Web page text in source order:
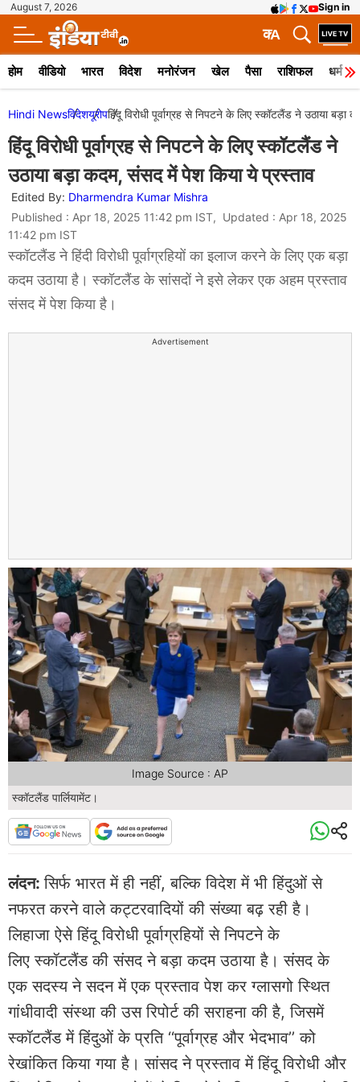
August 7, 2026 Sign in
A
क
होम वीडियो भारत विदेश मनोरंजन खेल पैसा राशिफल धर्म
Hindi Newsविदेशयूरोपहिंदू विरोधी पूर्वाग्रह से निपटने के लिए स्कॉटलैंड ने उठाया
हिंदू विरोधी पूर्वाग्रह से निपटने के लिए स्कॉटलैंड ने
उठाया बड़ा कदम, संसद में पेश किया ये प्रस्ताव
Edited By: Dharmendra Kumar Mishra
Published : Apr 18, 2025 11:42 pm IST, Updated : Apr 18, 2025
11:42 pm IST
स्कॉटलैंड ने हिंदी विरोधी पूर्वाग्रहियों का इलाज करने के लिए एक बड़ा
कदम उठाया है। स्कॉटलैंड के सांसदों ने इसे लेकर एक अहम प्रस्ताव
संसद में पेश किया है।
Advertisement
स्कॉटलैंड पार्लियामेंट।
Image Source : AP
लंदन:सिर्फ भारत में ही नहीं, बल्कि विदेश में भी हिंदुओं से
नफरत करने वाले कट्टरवादियों की संख्या बढ़ रही है।
लिहाजा ऐसे हिंदू विरोधी पूर्वाग्रहियों से निपटने के
लिए स्कॉटलैंड की संसद ने बड़ा कदम उठाया है। संसद के
एक सदस्य ने सदन में एक प्रस्ताव पेश कर ग्लासगो स्थित
गांधीवादी संस्था की उस रिपोर्ट की सराहना की है, जिसमें
स्कॉटलैंड में हिंदुओं के प्रति ‘‘पूर्वाग्रह और भेदभाव’’ को
रेखांकित किया गया है। सांसद ने प्रस्ताव में हिंदू विरोधी और